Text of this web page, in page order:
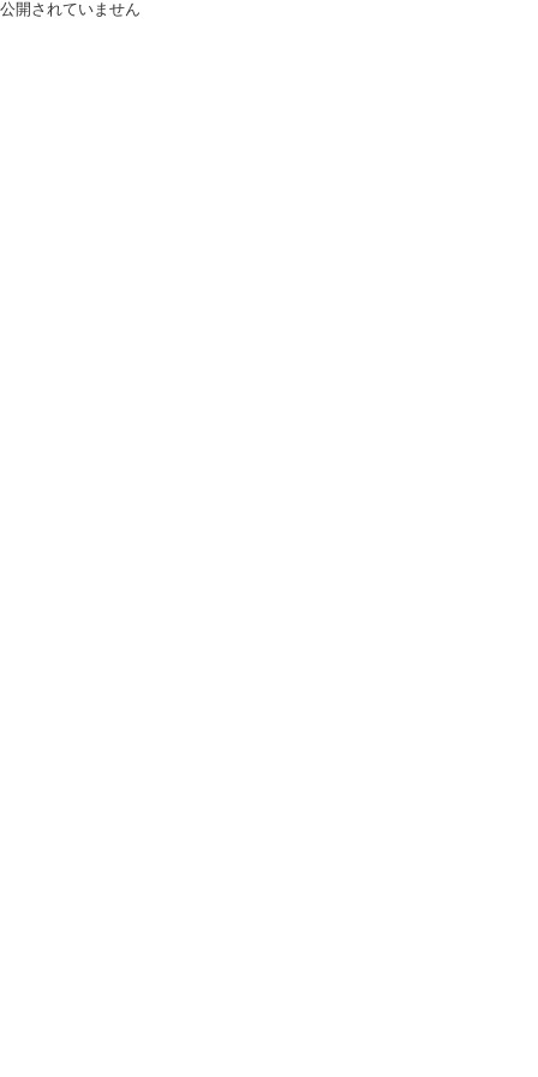
公開されていません